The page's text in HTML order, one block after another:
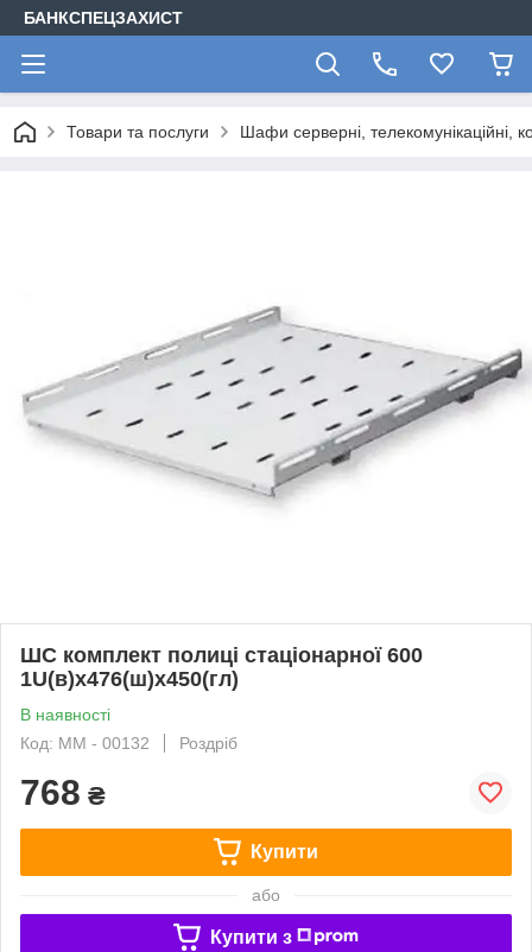
БАНКСПЕЦЗАХИСТ
Товари та послуги Шафи серверні, телекомунікаційні,
ШС комплект полиці стаціонарної 600
1U(в)х476(ш)х450(гл)
В наявності
Код: ММ - 00132
Роздріб
768 ₴
Купити
або
Купити з